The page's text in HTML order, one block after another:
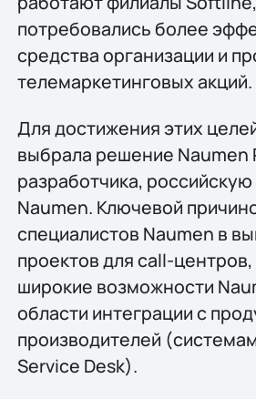
потребовались более
средства организации и
телемаркетинговых акций.
Для достижения этих
выбрала решение Naumen
разработчика,
Naumen. Ключевой
специалистов Naumen в
проектов для call-центров,
широкие возможности
области интеграции с
производителей
Service Desk).